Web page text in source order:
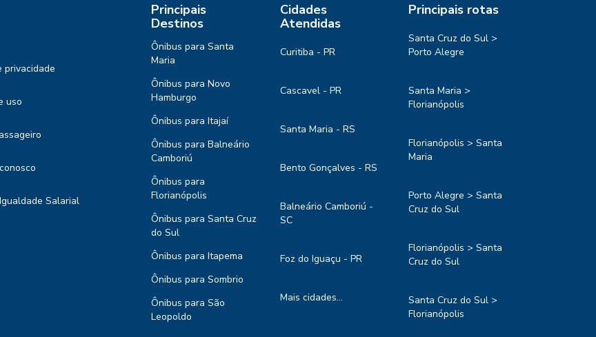
privacidade
uso
Salarial
Principais
Destinos
Ônibus para Santa
Maria
Ônibus para Novo
Hamburgo
Ônibus para Itajaí
Ônibus para Balneário
Camboriú
Ônibus para
Florianópolis
Ônibus para Santa Cruz
do Sul
Ônibus para Itapema
Ônibus para Sombrio
Ônibus para São
Leopoldo
Cidades
Atendidas
Curitiba - PR
Cascavel - PR
Santa Maria - RS
Bento Gonçalves - RS
Balneário Camboriú -
SC
Foz do Iguaçu - PR
Mais cidades...
Principais rotas
Santa Cruz do Sul >
Porto Alegre
Santa Maria >
Florianópolis
Florianópolis > Santa
Maria
Porto Alegre > Santa
Cruz do Sul
Florianópolis > Santa
Cruz do Sul
Santa Cruz do Sul >
Florianópolis